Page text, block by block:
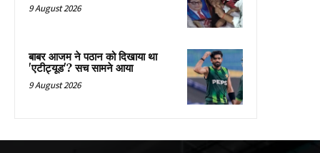
9 August 2026
बाबर आजम ने पठान को दिखाया था
'एटीट्यूड'? सच सामने आया
9 August 2026